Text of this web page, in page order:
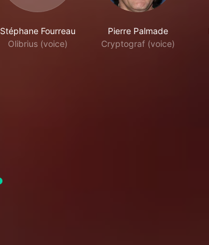
Stéphane Fourreau
Olibrius (voice)
Pierre Palmade
Cryptograf (voice)